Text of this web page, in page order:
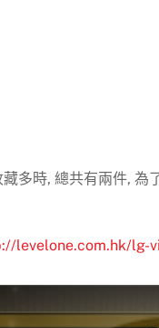
多時, 總共有兩件,
levelone.com.hk/lg-